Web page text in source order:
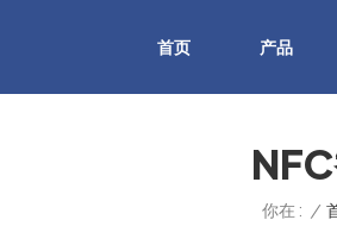
首页 产品
你在 : /